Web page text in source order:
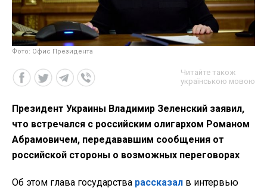
Фото: Офис Президента
Читайте також
українською мовою
Президент Украины Владимир Зеленский заявил,
что встречался с российским олигархом Романом
Абрамовичем, передававшим сообщения от
российской стороны о возможных переговорах
Об этом глава государства рассказал в интервью